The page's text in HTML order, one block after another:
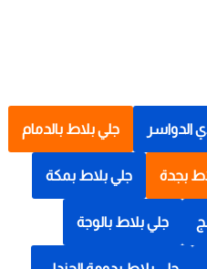
الدواسر جلي بلاط بالدمام
بجدة جلي بلاط بمكة
جلي بلاط بالوجة